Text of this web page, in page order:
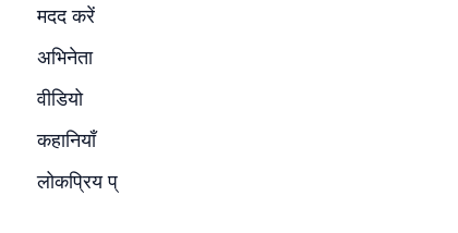
मदद करें
अभिनेता
वीडियो
कहानियाँ
लोकप्रिय प्